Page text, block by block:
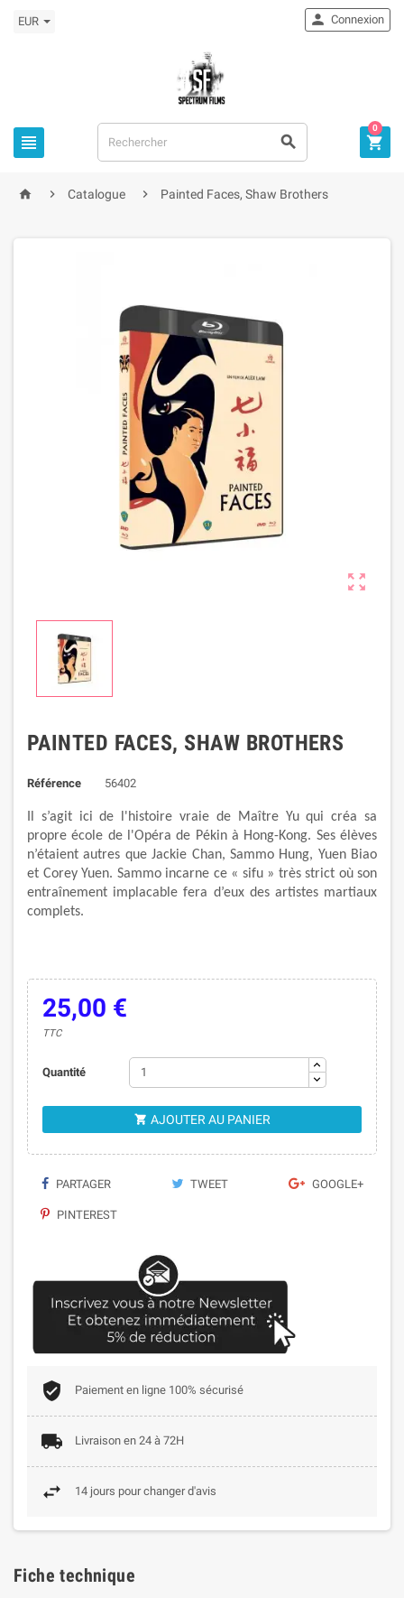
EUR
 
 Connexion

0
home  Catalogue  Painted Faces, Shaw Brothers

PAINTED FACES, SHAW BROTHERS
Référence 56402
Il s’agit ici de l'histoire vraie de Maître Yu qui créa sa
propre école de l'Opéra de Pékin à Hong-Kong. Ses élèves
n’étaient autres que Jackie Chan, Sammo Hung, Yuen Biao
et Corey Yuen. Sammo incarne ce « sifu » très strict où son
entraînement implacable fera d’eux des artistes martiaux
complets.
25,00 €
TTC
Quantité
 AJOUTER AU PANIER
PARTAGER TWEET GOOGLE+
PINTEREST
Paiement en ligne 100% sécurisé
Livraison en 24 à 72H
14 jours pour changer d'avis
Fiche technique